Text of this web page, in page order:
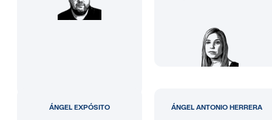
ÁNGEL EXPÓSITO ÁNGEL ANTONIO HERRERA